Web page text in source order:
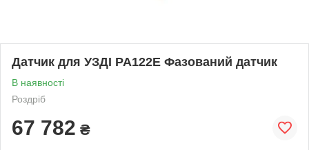
Датчик для УЗДІ PA122E Фазований датчик
В наявності
Роздріб
67 782 ₴